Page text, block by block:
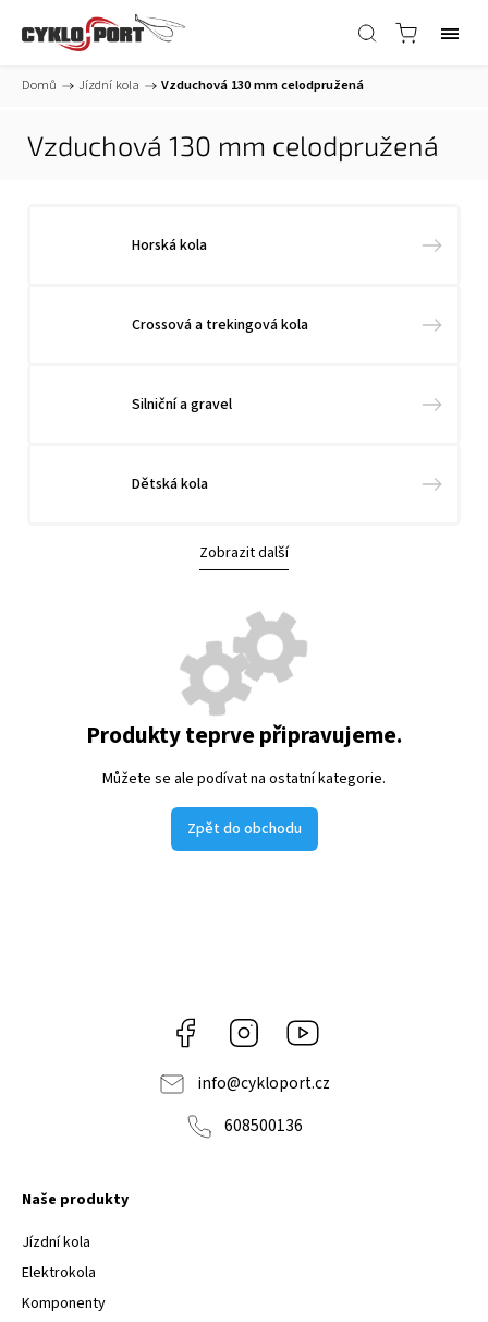
Domů / Jízdní kola / Vzduchová 130 mm celodpružená
Vzduchová 130 mm celodpružená
Horská kola
Crossová a trekingová kola
Silniční a gravel
Dětská kola
Zobrazit další
Produkty teprve připravujeme.
Můžete se ale podívat na ostatní kategorie.
Zpět do obchodu
Facebook Instagram
info@cykloport.cz
608500136
Naše produkty
Jízdní kola
Elektrokola
Komponenty